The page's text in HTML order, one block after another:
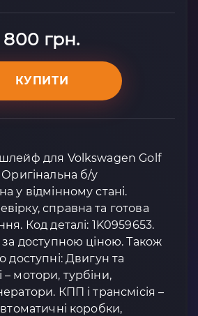
800 грн.
КУПИТИ
для Volkswagen Golf
б/у
у відмінному стані.
справна та готова
Код деталі: 1K0959653.
за доступною ціною. Також
доступні: Двигун та
мотори, турбіни,
КПП і трансмісія –
коробки,